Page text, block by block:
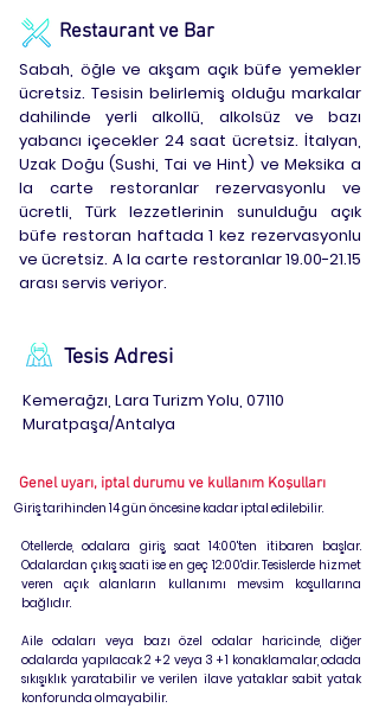
Restaurant ve Bar
Sabah, öğle ve akşam açık büfe yemekler
ücretsiz. Tesisin belirlemiş olduğu markalar
dahilinde yerli alkollü, alkolsüz ve bazı
yabancı içecekler 24 saat ücretsiz. İtalyan,
Uzak Doğu (Sushi, Tai ve Hint) ve Meksika a
la carte restoranlar rezervasyonlu ve
ücretli, Türk lezzetlerinin sunulduğu açık
büfe restoran haftada 1 kez rezervasyonlu
ve ücretsiz. A la carte restoranlar19.00-21.15
arası servis veriyor.
Tesis Adresi
Kemerağzı, Lara Turizm Yolu, 07110
Muratpaşa/Antalya
Genel uyarı, iptal durumu ve kullanım Koşulları
Giriş tarihinden 14 gün öncesine kadar iptal edilebilir.
Otellerde, odalara giriş, saat 14:00'ten itibaren başlar.
Odalardan çıkış saati ise en geç 12:00'dir. Tesislerde hizmet
veren açık alanların kullanımı mevsim koşullarına
bağlıdır.
Aile odaları veya bazı özel odalar haricinde, diğer
odalarda yapılacak 2 + 2 veya 3 + 1 konaklamalar, odada
sıkışıklık yaratabilir ve verilen ilave yataklar sabit yatak
konforunda olmayabilir.